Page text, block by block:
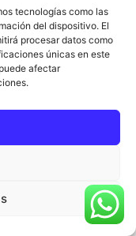
tecnologías como las
del dispositivo. El
procesar datos como
únicas en este
afectar